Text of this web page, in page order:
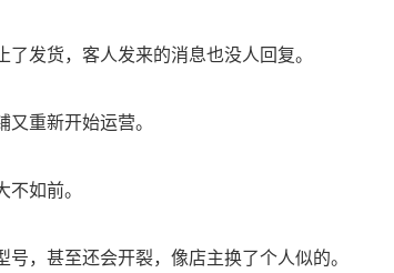
了发货，客人发来的消息也没人回复。
重新开始运营。
如前。
，甚至还会开裂，像店主换了个人似的。